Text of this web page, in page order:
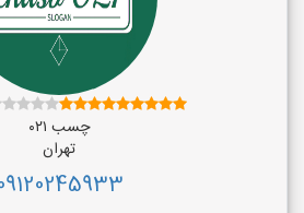
چسب ۰۲۱
تهران